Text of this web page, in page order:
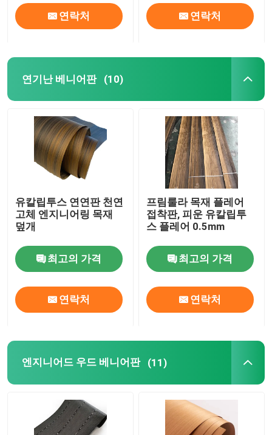
연락처 연락처
연기난 베니어판 (10)
유칼립투스 연연판 천연
고체 엔지니어링 목재
덮개
최고의 가격
연락처
프림룰라 목재 플레어
접착판, 피운 유칼립투
스 플레어 0.5mm
최고의 가격
연락처
엔지니어드 우드 베니어판 (11)